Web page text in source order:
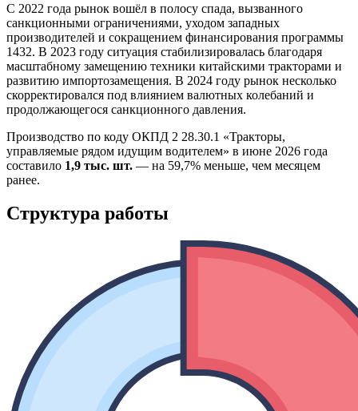
С 2022 года рынок вошёл в полосу спада, вызванного
санкционными ограничениями, уходом западных
производителей и сокращением финансирования программы
1432. В 2023 году ситуация стабилизировалась благодаря
масштабному замещению техники китайскими тракторами и
развитию импортозамещения. В 2024 году рынок несколько
скорректировался под влиянием валютных колебаний и
продолжающегося санкционного давления.
Производство по коду ОКПД 2 28.30.1 «Тракторы,
управляемые рядом идущим водителем» в июне 2026 года
составило 1,9 тыс. шт. — на 59,7% меньше, чем месяцем
ранее.
Структура работы